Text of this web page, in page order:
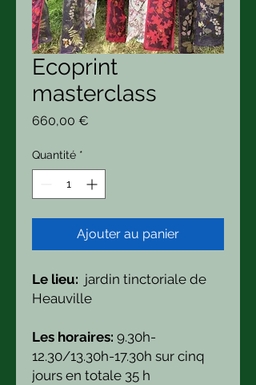
Ecoprint
masterclass
660,00 €
Quantité *
Ajouter au panier
Le lieu: jardin tinctoriale de
Heauville
Les horaires: 9.30h-
12.30/13.30h-17.30h sur cinq
jours en totale 35 h